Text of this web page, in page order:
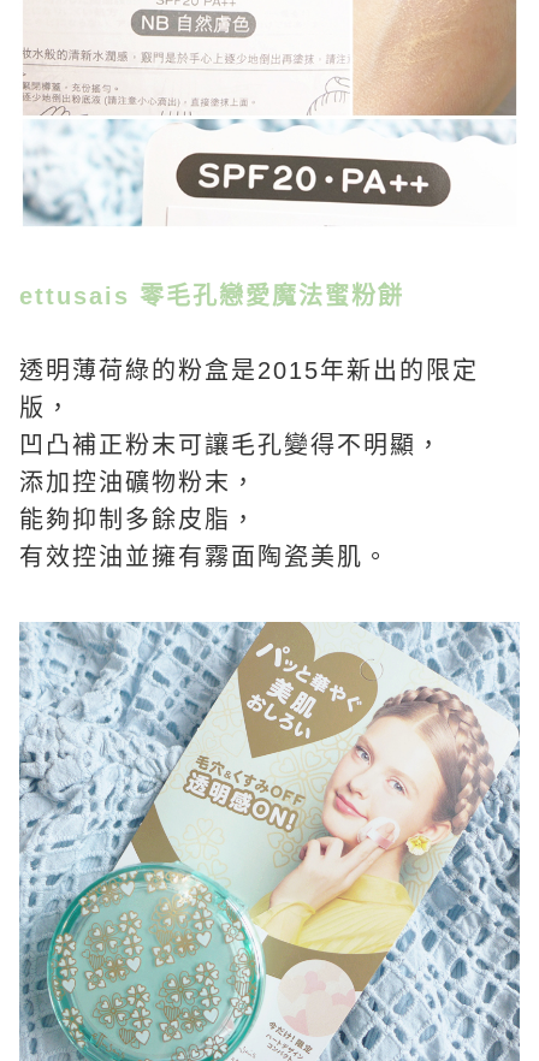
ettusais 零毛孔戀愛魔法蜜粉餅
透明薄荷綠的粉盒是2015年新出的限定
版，
凹凸補正粉末可讓毛孔變得不明顯，
添加控油礦物粉末，
能夠抑制多餘皮脂，
有效控油並擁有霧面陶瓷美肌。